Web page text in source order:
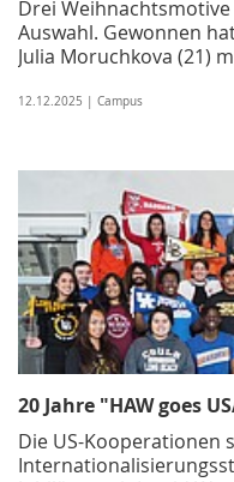
Drei
Auswahl. Gewonnen
Julia Moruchkova (21)
12.12.2025 | Campus
20 Jahre "HAW goes
Die US-Kooperationen